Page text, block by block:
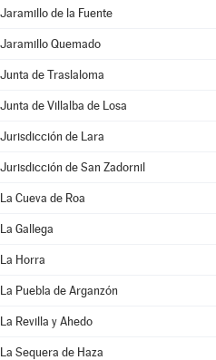
Jaramillo de la Fuente
Jaramillo Quemado
Junta de Traslaloma
Junta de Villalba de Losa
Jurisdicción de Lara
Jurisdicción de San Zadornil
La Cueva de Roa
La Gallega
La Horra
La Puebla de Arganzón
La Revilla y Ahedo
La Sequera de Haza